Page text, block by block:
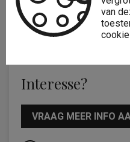
Bouwjaar:
Bouwhoogte:
Interesse?
VRAAG MEER INFO
van